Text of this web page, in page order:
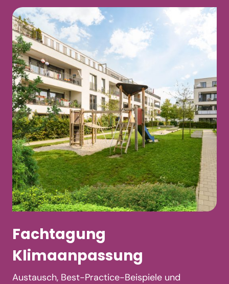
Fachtagung
Klimaanpassung
Austausch, Best-Practice-Beispiele und